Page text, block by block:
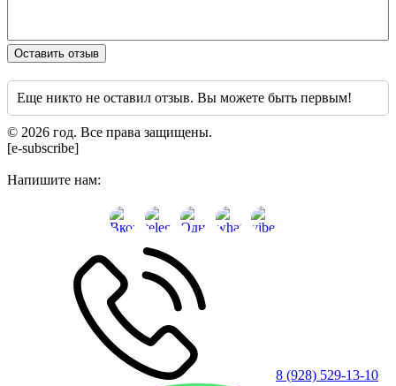
Оставить отзыв
Еще никто не оставил отзыв. Вы можете быть первым!
© 2026 год. Все права защищены.
[e-subscribe]
Напишите нам:
8 (928) 529-13-10